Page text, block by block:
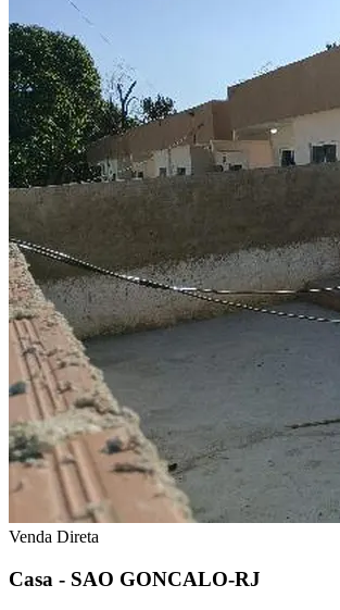
Venda Direta
Casa - SAO GONCALO-RJ